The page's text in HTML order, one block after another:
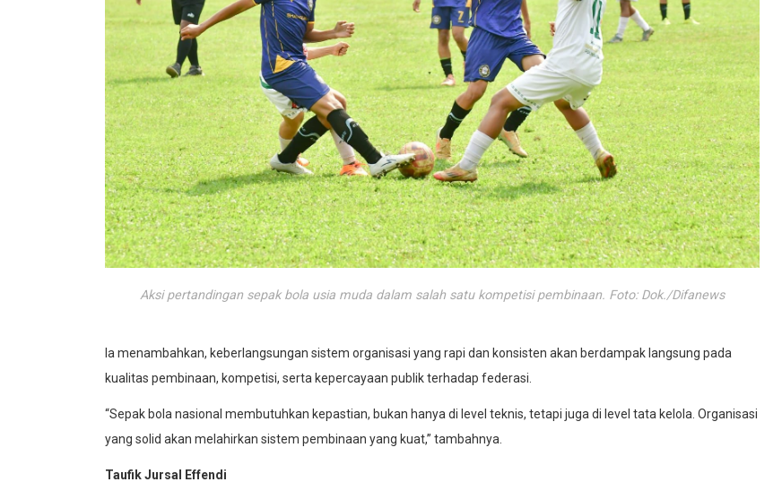
Aksi pertandingan sepak bola usia muda dalam salah satu kompetisi pembinaan. Foto: Dok./Difanews
Ia menambahkan, keberlangsungan sistem organisasi yang rapi dan konsisten akan berdampak langsung pada
kualitas pembinaan, kompetisi, serta kepercayaan publik terhadap federasi.
“Sepak bola nasional membutuhkan kepastian, bukan hanya di level teknis, tetapi juga di level tata kelola. Organisasi
yang solid akan melahirkan sistem pembinaan yang kuat,” tambahnya.
Taufik Jursal Effendi